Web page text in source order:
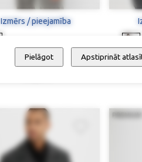
Izmērs / pieejamība
Ziemas jaka ar kapuci
Pielāgot Apstiprināt